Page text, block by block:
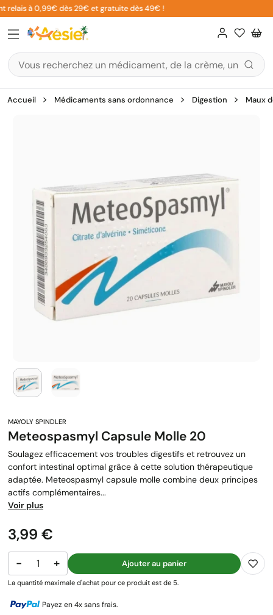
Aller
au
contenu
à 0,99€ dès 29€ et gratuite dès 49€ !
Accueil Médicaments sans ordonnance Digestion Maux
Meteospasmyl Capsule Molle 20
Soulagez efficacement vos troubles digestifs et retrouvez un
confort intestinal optimal grâce à cette solution thérapeutique
adaptée. Meteospasmyl capsule molle combine deux principes
actifs complémentaires...
Voir plus
Prix
3,99 €
− + Ajouter au panier
La quantité maximale d'achat pour ce produit est de 5.
Payez en 4x sans frais.